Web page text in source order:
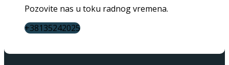
Pozovite nas u toku radnog vremena.
+38135242025